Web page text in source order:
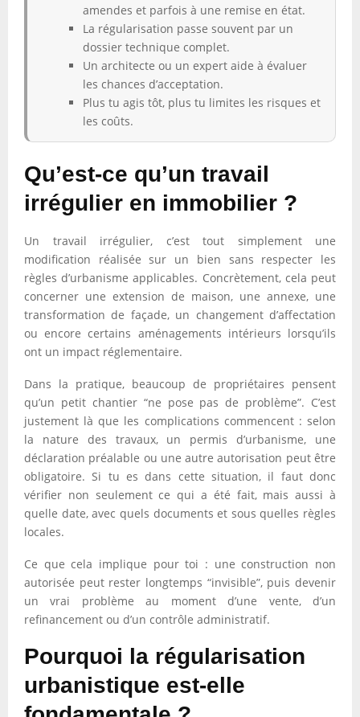
amendes et parfois à une remise en état.
La régularisation passe souvent par un
dossier technique complet.
Un architecte ou un expert aide à évaluer
les chances d’acceptation.
Plus tu agis tôt, plus tu limites les risques et
les coûts.
Qu’est-ce qu’un travail
irrégulier en immobilier ?
Un travail irrégulier, c’est tout simplement une
modification réalisée sur un bien sans respecter les
règles d’urbanisme applicables. Concrètement, cela peut
concerner une extension de maison, une annexe, une
transformation de façade, un changement d’affectation
ou encore certains aménagements intérieurs lorsqu’ils
ont un impact réglementaire.
Dans la pratique, beaucoup de propriétaires pensent
qu’un petit chantier “ne pose pas de problème”. C’est
justement là que les complications commencent : selon
la nature des travaux, un permis d’urbanisme, une
déclaration préalable ou une autre autorisation peut être
obligatoire. Si tu es dans cette situation, il faut donc
vérifier non seulement ce qui a été fait, mais aussi à
quelle date, avec quels documents et sous quelles règles
locales.
Ce que cela implique pour toi : une construction non
autorisée peut rester longtemps “invisible”, puis devenir
un vrai problème au moment d’une vente, d’un
refinancement ou d’un contrôle administratif.
Pourquoi la régularisation
urbanistique est-elle